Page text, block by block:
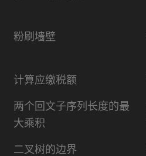
粉刷墙壁
计算应缴税额
两个回文子序列长度的最
大乘积
二叉树的边界